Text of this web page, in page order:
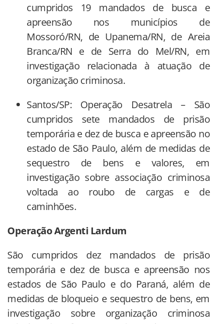
cumpridos 19 mandados de busca e
apreensão nos municípios de
Mossoró/RN, de Upanema/RN, de Areia
Branca/RN e de Serra do Mel/RN, em
investigação relacionada à atuação de
organização criminosa.
Santos/SP: Operação Desatrela – São
cumpridos sete mandados de prisão
temporária e dez de busca e apreensão no
estado de São Paulo, além de medidas de
sequestro de bens e valores, em
investigação sobre associação criminosa
voltada ao roubo de cargas e de
caminhões.
Operação Argenti Lardum
São cumpridos dez mandados de prisão
temporária e dez de busca e apreensão nos
estados de São Paulo e do Paraná, além de
medidas de bloqueio e sequestro de bens, em
investigação sobre organização criminosa